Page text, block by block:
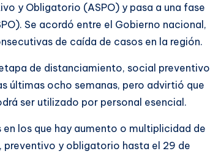
y Obligatorio (ASPO) y pasa a una fase
Se acordó entre el Gobierno nacional,
de caída de casos en la región.
de distanciamiento, social preventivo
últimas ocho semanas, pero advirtió que
ser utilizado por personal esencial.
los que hay aumento o multiplicidad de
preventivo y obligatorio hasta el 29 de